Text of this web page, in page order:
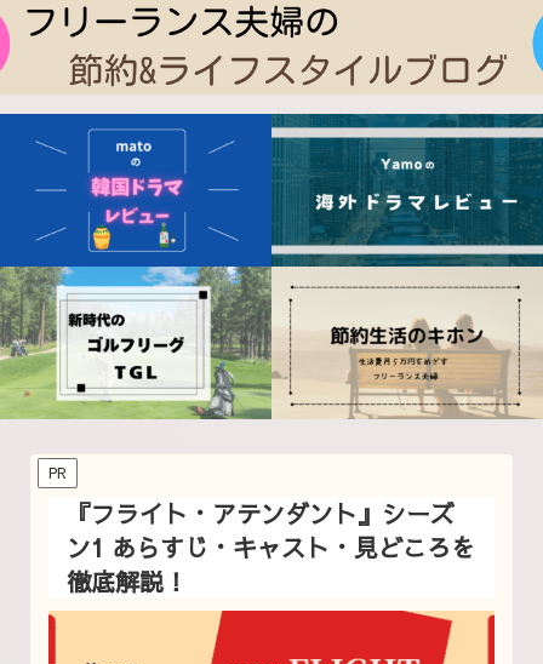
PR
『フライト・アテンダント』シーズ
ン1 あらすじ・キャスト・見どころを
徹底解説！